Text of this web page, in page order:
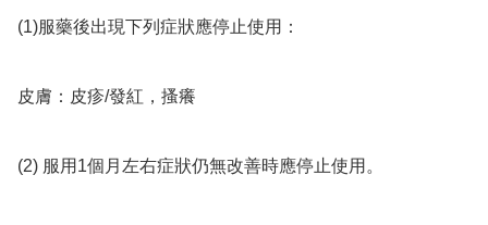
(1)服藥後出現下列症狀應停止使用：
皮膚：皮疹/發紅，搔癢
(2) 服用1個月左右症狀仍無改善時應停止使用。